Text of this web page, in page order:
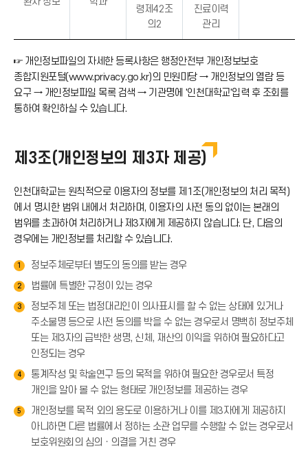
령제42조
의2
진료이력
관리
☞ 개인정보파일의 자세한 등록사항은 행정안전부 개인정보보호
종합지원포털(www.privacy.go.kr)의 민원마당 → 개인정보의 열람 등
요구 → 개인정보파일 목록 검색 → 기관명에 '인천대학교'입력 후 조회를
통하여 확인하실 수 있습니다.
제3조(개인정보의 제3자 제공)
인천대학교는 원칙적으로 이용자의 정보를 제1조(개인정보의 처리 목적)
에서 명시한 범위 내에서 처리하며, 이용자의 사전 동의 없이는 본래의
범위를 초과하여 처리하거나 제3자에게 제공하지 않습니다. 단, 다음의
경우에는 개인정보를 처리할 수 있습니다.
1 정보주체로부터 별도의 동의를 받는 경우
2 법률에 특별한 규정이 있는 경우
3
정보주체 또는 법정대리인이 의사표시를 할 수 없는 상태에 있거나
주소불명 등으로 사전 동의를 박을 수 없는 경우로서 명백히 정보주체
또는 제3자의 급박한 생명, 신체, 재산의 이익을 위하여 필요하다고
인정되는 경우
4
통계작성 및 학술연구 등의 목적을 위하여 필요한 경우로서 특정
개인을 알아 볼 수 없는 형태로 개인정보를 제공하는 경우
5
개인정보를 목적 외의 용도로 이용하거나 이를 제3자에게 제공하지
아니하면 다른 법률에서 정하는 소관 업무를 수행할 수 없는 경우로서
보호위원회의 심의ㆍ의결을 거친 경우